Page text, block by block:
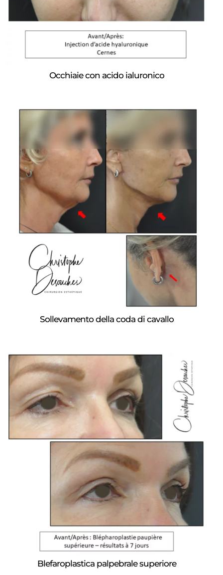
Occhiaie con acido ialuronico
Sollevamento della coda di cavallo
Blefaroplastica palpebrale superiore